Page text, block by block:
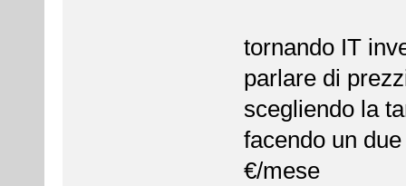
tornando IT
parlare di
scegliendo la
facendo un
€/mese